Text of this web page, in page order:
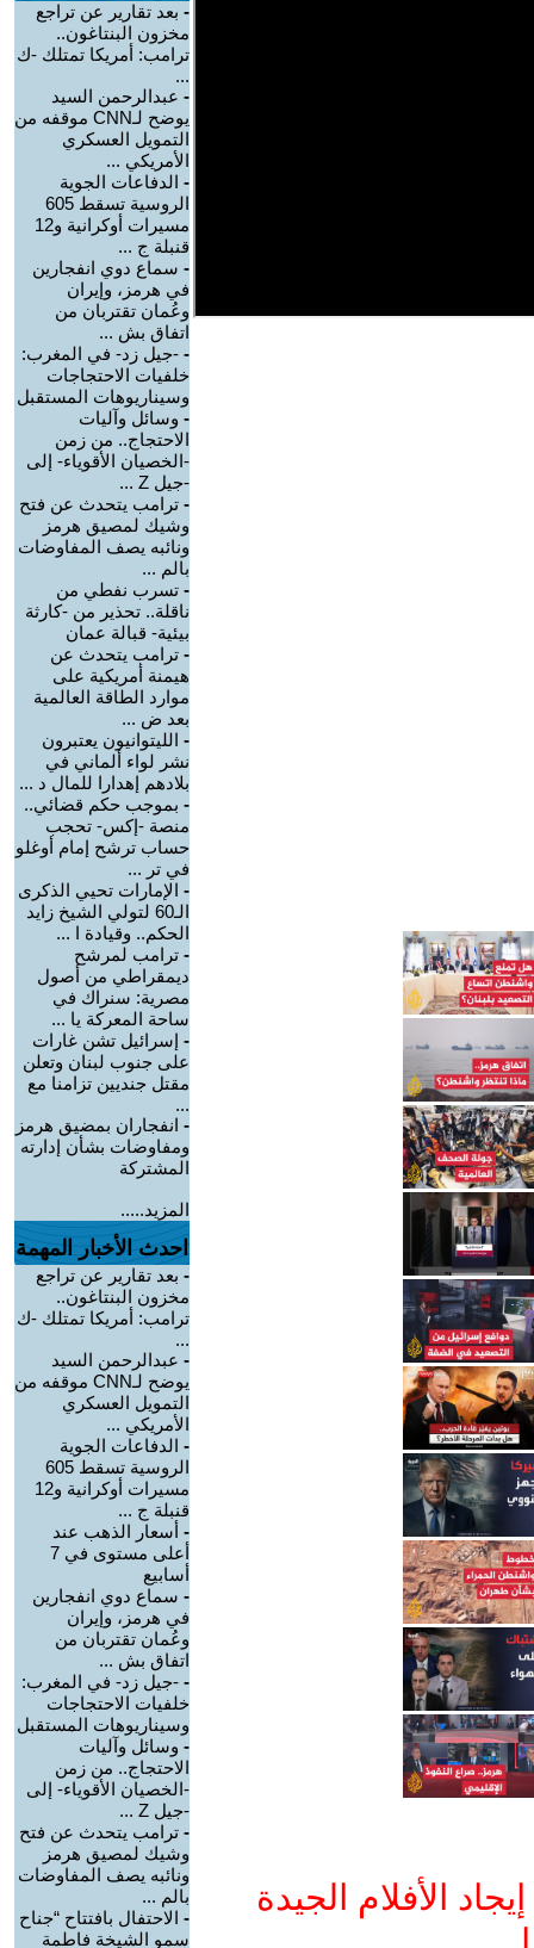
الأفلام الجيدة
- بعد تقارير عن تراجع
مخزون البنتاغون..
ترامب: أمريكا تمتلك -ك
...
- عبدالرحمن السيد
يوضح لـCNN موقفه من
التمويل العسكري
الأمريكي ...
- الدفاعات الجوية
الروسية تسقط 605
مسيرات أوكرانية و12
قنبلة ج ...
- سماع دوي انفجارين
في هرمز، وإيران
وعُمان تقتربان من
اتفاق بش ...
- -جيل زد- في المغرب:
خلفيات الاحتجاجات
وسيناريوهات المستقبل
- وسائل وآليات
الاحتجاج.. من زمن
-الخصيان الأقوياء- إلى
-جيل Z ...
- ترامب يتحدث عن فتح
وشيك لمصيق هرمز
ونائبه يصف المفاوضات
بالم ...
- تسرب نفطي من
ناقلة.. تحذير من -كارثة
بيئية- قبالة عمان
- ترامب يتحدث عن
هيمنة أمريكية على
موارد الطاقة العالمية
بعد ض ...
- الليتوانيون يعتبرون
نشر لواء ألماني في
بلادهم إهدارا للمال د ...
- بموجب حكم قضائي..
منصة -إكس- تحجب
حساب ترشح إمام أوغلو
في تر ...
- الإمارات تحيي الذكرى
الـ60 لتولي الشيخ زايد
الحكم.. وقيادة ا ...
- ترامب لمرشح
ديمقراطي من أصول
مصرية: سنراك في
ساحة المعركة يا ...
- إسرائيل تشن غارات
على جنوب لبنان وتعلن
مقتل جنديين تزامنا مع
...
- انفجاران بمضيق هرمز
ومفاوضات بشأن إدارته
المشتركة
المزيد.....
احدث الأخبار المهمة
- بعد تقارير عن تراجع
مخزون البنتاغون..
ترامب: أمريكا تمتلك -ك
...
- عبدالرحمن السيد
يوضح لـCNN موقفه من
التمويل العسكري
الأمريكي ...
- الدفاعات الجوية
الروسية تسقط 605
مسيرات أوكرانية و12
قنبلة ج ...
- أسعار الذهب عند
أعلى مستوى في 7
أسابيع
- سماع دوي انفجارين
في هرمز، وإيران
وعُمان تقتربان من
اتفاق بش ...
- -جيل زد- في المغرب:
خلفيات الاحتجاجات
وسيناريوهات المستقبل
- وسائل وآليات
الاحتجاج.. من زمن
-الخصيان الأقوياء- إلى
-جيل Z ...
- ترامب يتحدث عن فتح
وشيك لمصيق هرمز
ونائبه يصف المفاوضات
بالم ...
- الاحتفال بافتتاح “جناح
سمو الشيخة فاطمة